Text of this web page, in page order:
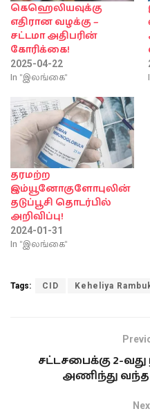
கெஹெலியவுக்கு
எதிரான வழக்கு –
சட்டமா அதிபரின்
கோரிக்கை!
2025-04-22
In "இலங்கை"
தரமற்ற
இம்யூனோகுளோபுலின்
தடுப்பூசி தொடர்பில்
அறிவிப்பு!
2024-01-31
In "இலங்கை"
Tags: CID Keheliya
சட்டசபைக்கு 2-
அணிந்து வந்த